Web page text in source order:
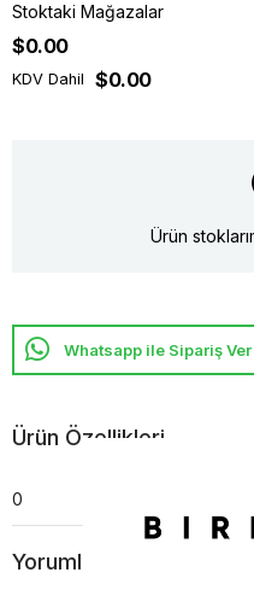
Stoktaki Mağazalar
$0.00
KDV Dahil $0.00
Ürün
Whatsapp ile Sipariş Ver
Ürün Özellikleri
0
Yorumlar